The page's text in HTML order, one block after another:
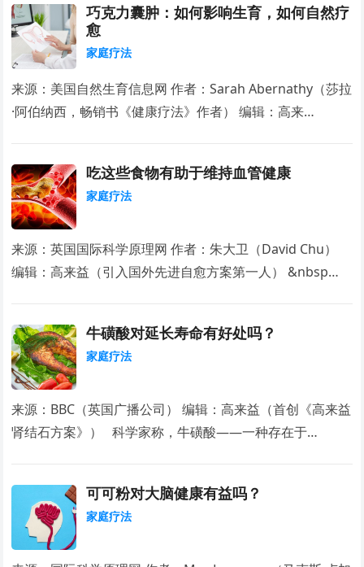
巧克力囊肿：如何影响生育，如何自然疗
愈
家庭疗法
来源：美国自然生育信息网 作者：Sarah Abernathy（莎拉
·阿伯纳西，畅销书《健康疗法》作者） 编辑：高来…
吃这些食物有助于维持血管健康
家庭疗法
来源：英国国际科学原理网 作者：朱大卫（David Chu）
编辑：高来益（引入国外先进自愈方案第一人） &nbsp…
牛磺酸对延长寿命有好处吗？
家庭疗法
来源：BBC（英国广播公司） 编辑：高来益（首创《高来益
肾结石方案》） 科学家称，牛磺酸——一种存在于…
可可粉对大脑健康有益吗？
家庭疗法